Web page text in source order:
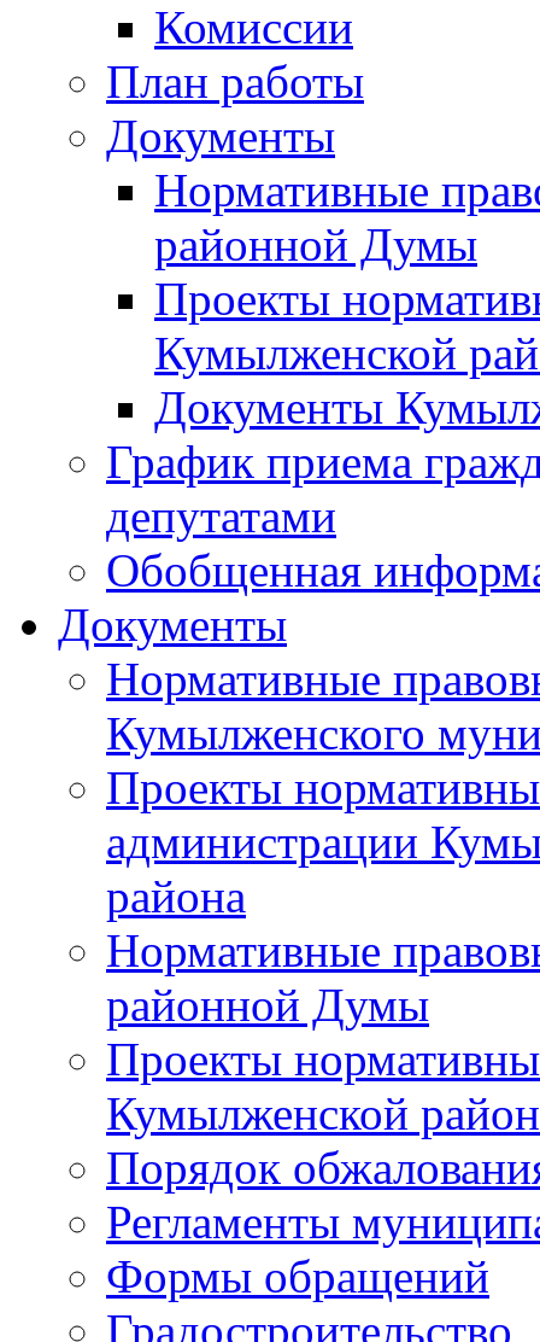
Комиссии
План работы
Документы
Нормативные
районной Думы
Проекты
Кумылженской
Документы
График приема
депутатами
Обобщенная
Документы
Нормативные
Кумылженского
Проекты
администрации
района
Нормативные
районной Думы
Проекты
Кумылженской
Порядок
Регламенты
Формы обращений
Градостроительство